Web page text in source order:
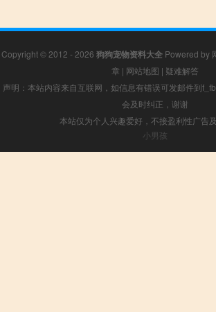
Copyright © 2012 - 2026 狗狗宠物资料大全Powered by
章 | 网站地图 | 疑难解答
声明：本站内容来自互联网，如信息有错误可发邮件到
会及时纠正，谢谢
本站仅为个人兴趣爱好，不接盈利性广告
小男孩